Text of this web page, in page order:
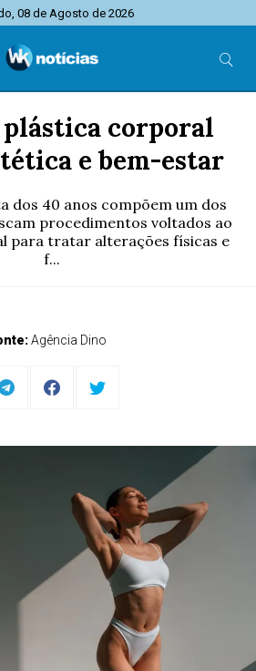
08 de Agosto de 2026
corporal
e bem-estar
dos 40 anos compõem um dos
procedimentos voltados ao
para tratar alterações físicas e
f...
Agência Dino